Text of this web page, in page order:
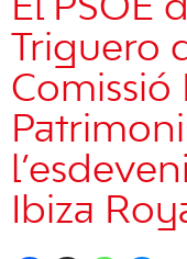
El PSOE
Triguero
Comissió
Ibiza